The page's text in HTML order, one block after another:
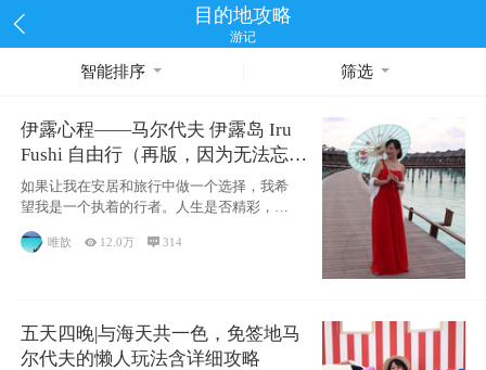
目的地攻略
游记
智能排序 筛选
伊露心程——马尔代夫 伊露岛 Iru
Fushi 自由行（再版，因为无法忘却
的留恋）
如果让我在安居和旅行中做一个选择，我希
望我是一个执着的行者。人生是否精彩，都
源于自己
唯歆  12.0万  314
五天四晚|与海天共一色，免签地马
尔代夫的懒人玩法含详细攻略